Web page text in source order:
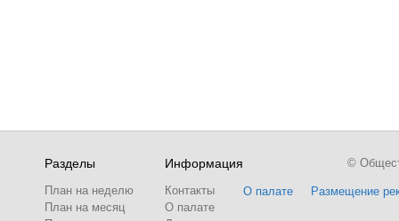
Разделы
План на неделю
План на месяц
Информация
Контакты
О палате
О палате Размещение
©